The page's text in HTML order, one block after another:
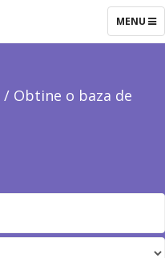
TOGGLE
MENU
/ Obtine o baza de